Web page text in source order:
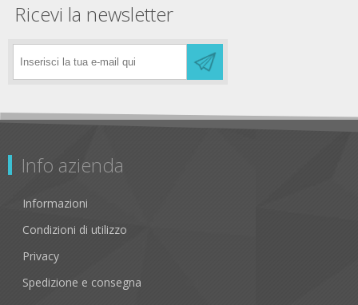
Ricevi la newsletter
Info azienda
Informazioni
Condizioni di utilizzo
Privacy
Spedizione e consegna